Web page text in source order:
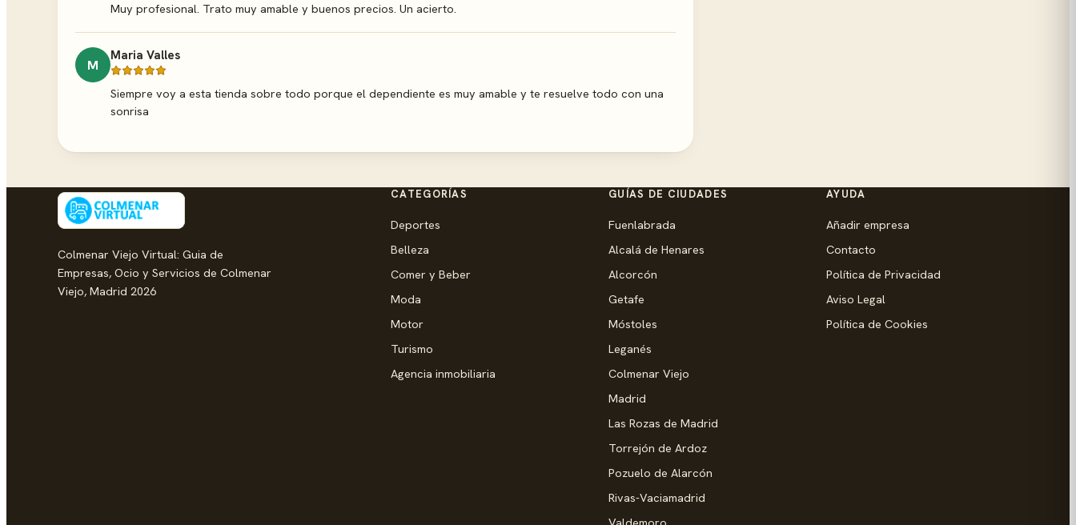
Muy profesional. Trato muy amable y buenos precios. Un acierto.
M
Maria Valles
Siempre voy a esta tienda sobre todo porque el dependiente es muy amable y te resuelve todo con una
sonrisa
Colmenar Viejo Virtual: Guia de
Empresas, Ocio y Servicios de Colmenar
Viejo, Madrid 2026
CATEGORÍAS
Deportes
Belleza
Comer y Beber
Moda
Motor
Turismo
Agencia inmobiliaria
GUÍAS DE CIUDADES
Fuenlabrada
Alcalá de Henares
Alcorcón
Getafe
Móstoles
Leganés
Colmenar Viejo
Madrid
Las Rozas de Madrid
Torrejón de Ardoz
Pozuelo de Alarcón
Rivas-Vaciamadrid
AYUDA
Añadir empresa
Contacto
Política de Privacidad
Aviso Legal
Política de Cookies